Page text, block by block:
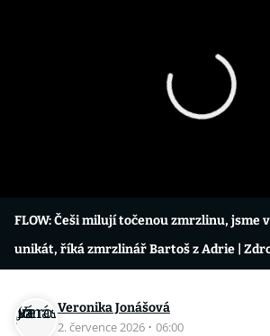
FLOW: Češi milují točenou zmrzlinu, jsme
unikát, říká zmrzlinář Bartoš z Adrie |
Veronika Jonášová
2. července 2026 · 06:00